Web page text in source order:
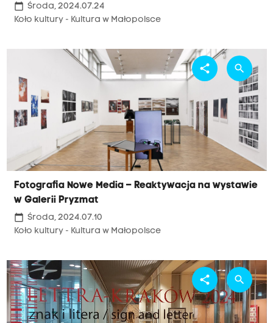
calendar_today Środa, 2024.07.24
Koło kultury - Kultura w Małopolsce
Fotografia Nowe Media – Reaktywacja na wystawie
w Galerii Pryzmat
calendar_today Środa, 2024.07.10
Koło kultury - Kultura w Małopolsce
share search
share search